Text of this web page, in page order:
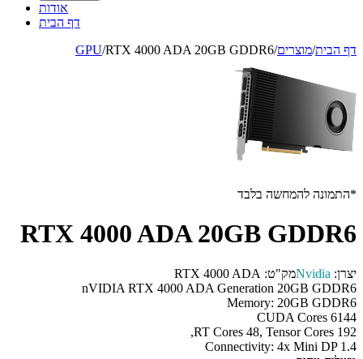
אודות
דף הבית
דף הבית/מוצרים/
GPU/RTX 4000 ADA 20GB GDDR6
*התמונה להמחשה בלבד
RTX 4000 ADA 20GB GDDR6
יצרן: Nvidiaמק"ט: RTX 4000 ADA
nVIDIA RTX 4000 ADA Generation 20GB GDDR6
Memory: 20GB GDDR6
CUDA Cores 6144
RT Cores 48, Tensor Cores 192,
Connectivity: 4x Mini DP 1.4